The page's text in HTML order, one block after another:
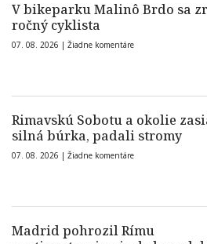
V bikeparku Malinô Brdo sa
ročný cyklista
07. 08. 2026 | Žiadne komentáre
Rimavskú Sobotu a okolie
silná búrka, padali stromy
07. 08. 2026 | Žiadne komentáre
Madrid pohrozil Rímu